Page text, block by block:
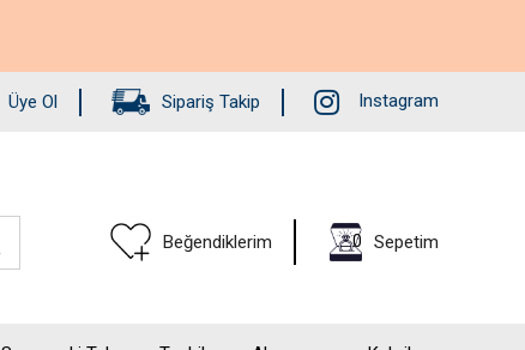
Üye Ol Sipariş Takip Instagram
Beğendiklerim Sepetim
0